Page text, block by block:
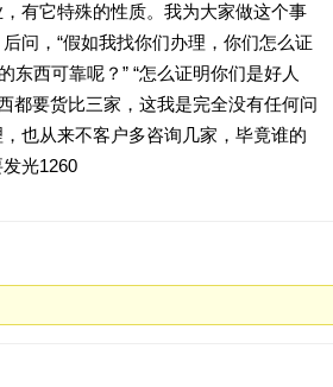
有它特殊的性质。我为大家做这个事
问，“假如我找你们办理，你们怎么证
东西可靠呢？” “怎么证明你们是好人
都要货比三家，这我是完全没有任何问
也从来不客户多咨询几家，毕竟谁的
光1260